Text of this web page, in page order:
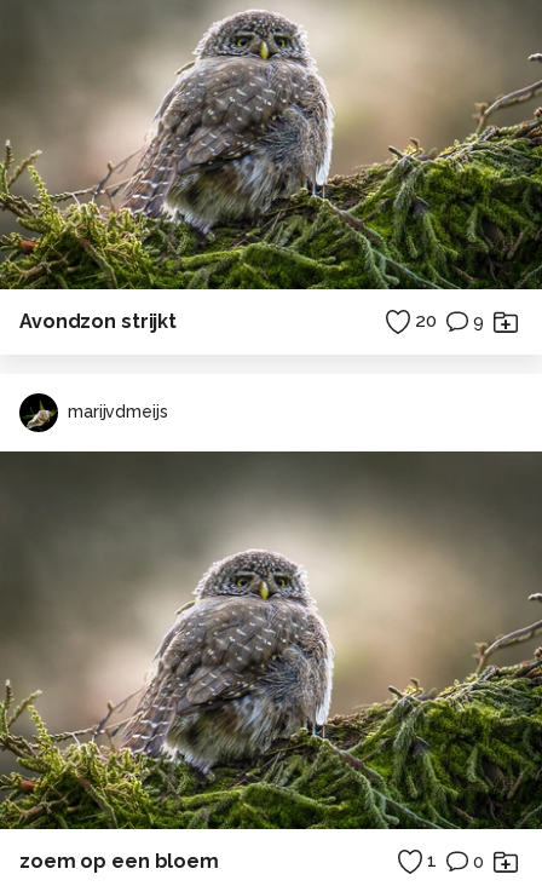
Avondzon strijkt 20 9
marijvdmeijs
zoem op een bloem 1 0